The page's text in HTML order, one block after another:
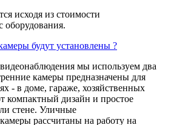
исходя из стоимости
оборудования.
будут установлены ?
мы используем два
камеры предназначены для
- в доме, гараже, хозяйственных
компактный дизайн и простое
стене. Уличные
рассчитаны на работу на